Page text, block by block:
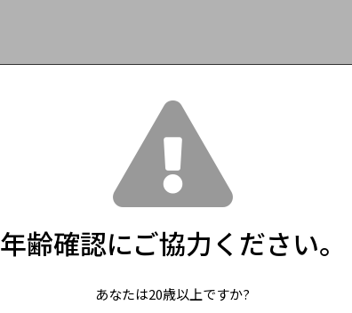
年齢確認にご協力ください。
あなたは20歳以上ですか?